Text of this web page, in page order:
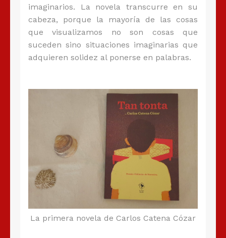
imaginarios. La novela transcurre en su
cabeza, porque la mayoría de las cosas
que visualizamos no son cosas que
suceden sino situaciones imaginarias que
adquieren solidez al ponerse en palabras.
La primera novela de Carlos Catena Cózar